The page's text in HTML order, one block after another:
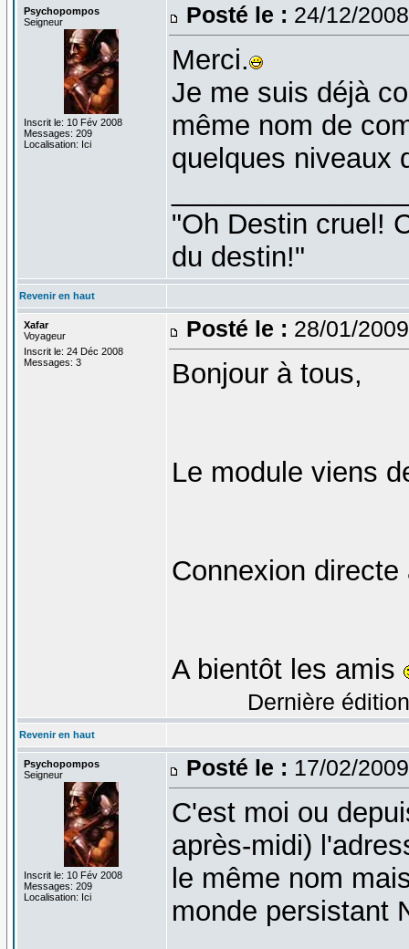
Psychopompos
Seigneur
Inscrit le: 10 Fév 2008
Messages: 209
Localisation: Ici
Posté le : 24/12/
Merci.
Je me suis déjà
même nom de
quelques niveaux
"Oh Destin cruel!
du destin!"
Revenir en haut
Xafar
Voyageur
Inscrit le: 24 Déc 2008
Messages: 3
Posté le : 28/01/
Bonjour à tous,
Le module viens
Connexion
A bientôt les amis
Dernière
Revenir en haut
Psychopompos
Seigneur
Inscrit le: 10 Fév 2008
Messages: 209
Localisation: Ici
Posté le : 17/02/
C'est moi ou
après-midi)
le même nom
monde persistant